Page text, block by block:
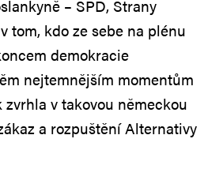
– SPD, Strany
tom, kdo ze sebe na plénu
demokracie
nejtemnějším momentům
zvrhla v takovou německou
a rozpuštění Alternativy